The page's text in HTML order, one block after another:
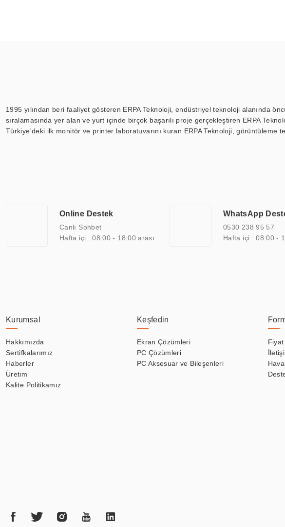
1995 yılından beri faaliyet gösteren ERPA Teknoloji, endüstriyel teknoloji alanında
sıralamasında yer alan ve yurt içinde birçok başarılı proje gerçekleştiren ERPA
Türkiye'deki ilk monitör ve printer laboratuvarını kuran ERPA Teknoloji, görüntüleme
arasında yer almaktadır. ERPA Teknoloji, uluslararası standartlarda kalite
yılların getirdiği bilgi ve tecrübe ile birleştiren ERPA Teknoloji, özel çözümleri ile iş
Online Destek
Canlı Sohbet
Hafta içi : 08:00 - 18:00 arası
WhatsApp
0530 238 95 57
Hafta içi : 08:00 -
Kurumsal
Hakkımızda
Sertifkalarımız
Haberler
Üretim
Kalite Politikamız
Keşfedin
Ekran Çözümleri
PC Çözümleri
PC Aksesuar ve Bileşenleri